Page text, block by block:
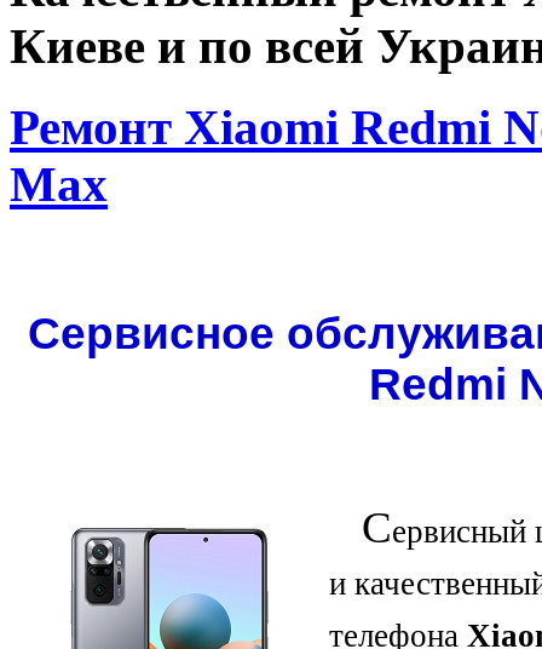
Киеве и по всей
Ремонт Xiaomi Redmi
Max
Сервисное
Redmi
Сервисный
и
телефона